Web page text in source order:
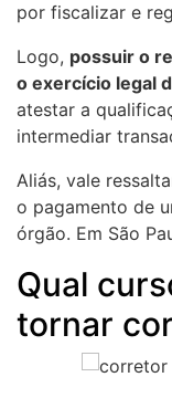
por fiscalizar e
Logo, possuir o
o exercício legal
atestar a
intermediar
Aliás, vale
o pagamento de
órgão. Em São
Qual
tornar